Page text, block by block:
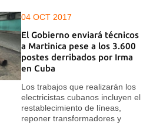
04 OCT 2017
El Gobierno enviará técnicos
a Martinica pese a los 3.600
postes derribados por Irma
en Cuba
Los trabajos que realizarán los
electricistas cubanos incluyen el
restablecimiento de líneas,
reponer transformadores y